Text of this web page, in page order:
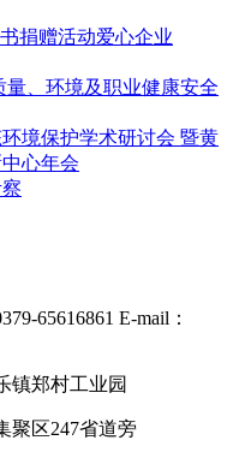
捐赠活动爱心企业
量、环境及职业健康安全
境保护学术研讨会 暨黄
心年会
65616861 E-mail：
镇郑村工业园
聚区247省道旁